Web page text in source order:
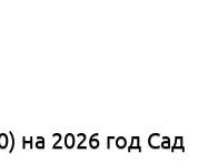
на 2026 год Сад